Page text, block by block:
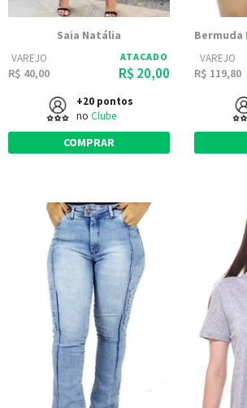
Saia Natália
VAREJO
R$ 40,00
ATACADO
R$ 20,00
+20 pontos
no Clube
COMPRAR
VAREJO
R$ 119,80